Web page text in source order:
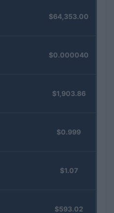
$64,353.00
$0.000040
$1,903.86
$0.999
$1.07
$593.02